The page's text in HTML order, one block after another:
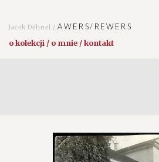
Jacek Dehnel /AWERS/REWERS
o kolekcji / o mnie / kontakt